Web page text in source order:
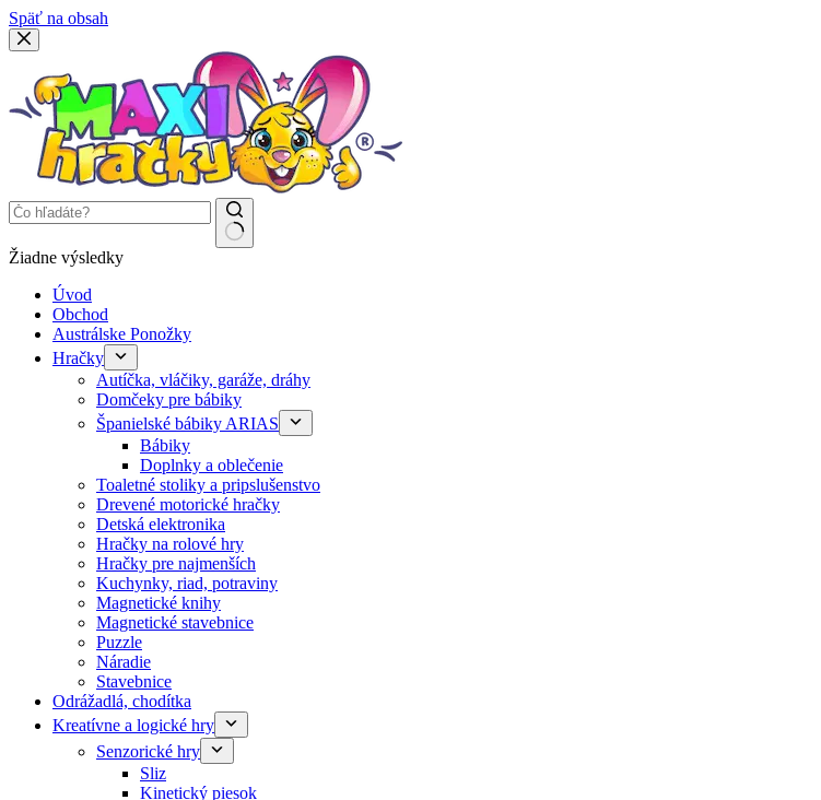
Späť na obsah
Žiadne výsledky
Úvod
Obchod
Austrálske Ponožky
Hračky
Autíčka, vláčiky, garáže, dráhy
Domčeky pre bábiky
Španielské bábiky ARIAS
Bábiky
Doplnky a oblečenie
Toaletné stoliky a pripslušenstvo
Drevené motorické hračky
Detská elektronika
Hračky na rolové hry
Hračky pre najmenších
Kuchynky, riad, potraviny
Magnetické knihy
Magnetické stavebnice
Puzzle
Náradie
Stavebnice
Odrážadlá, chodítka
Kreatívne a logické hry
Senzorické hry
Sliz
Kinetický piesok